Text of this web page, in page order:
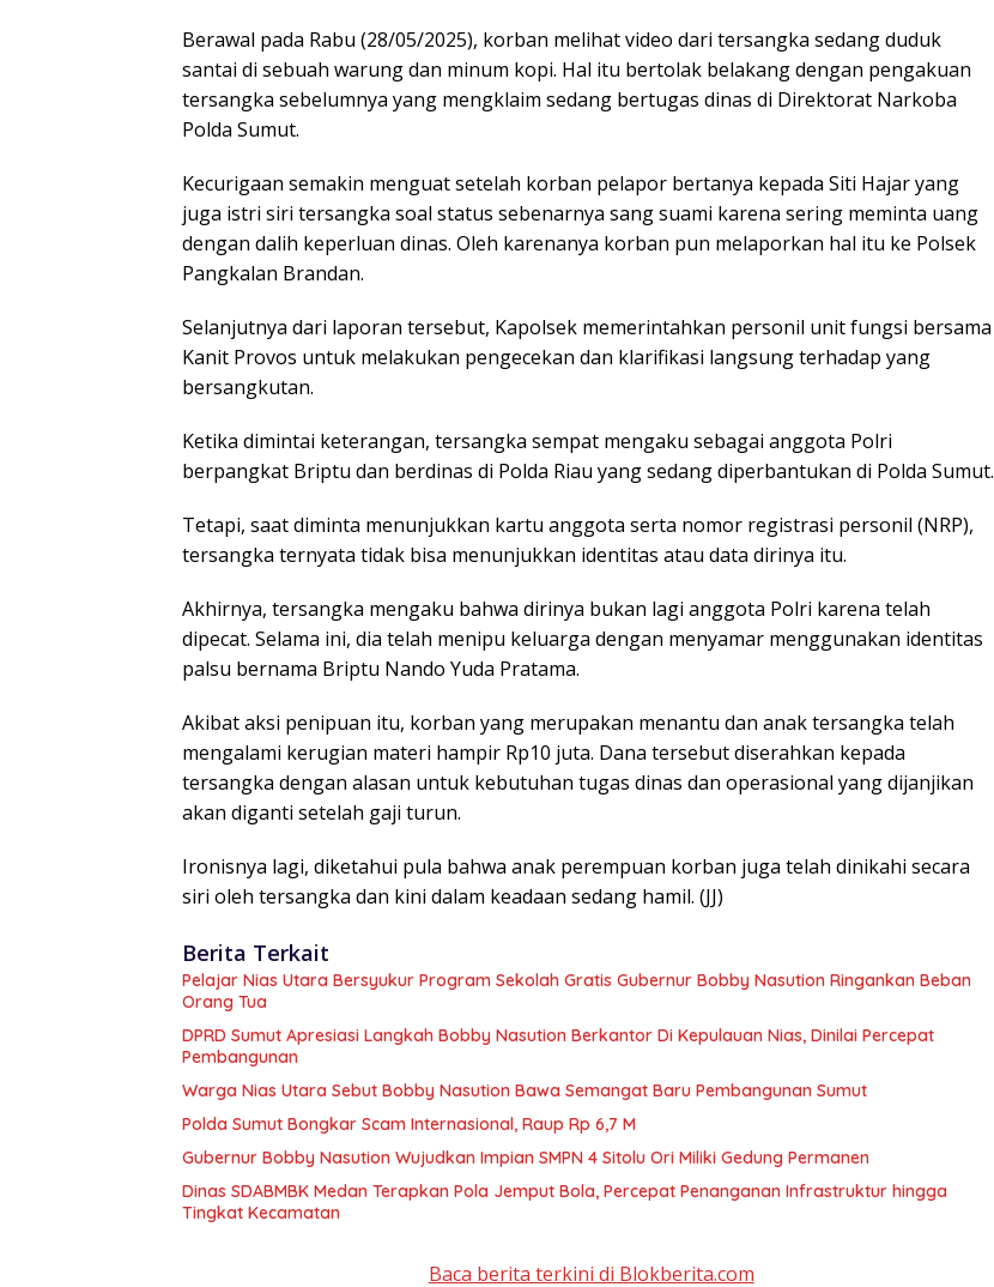
Berawal pada Rabu (28/05/2025), korban melihat video dari tersangka sedang duduk
santai di sebuah warung dan minum kopi. Hal itu bertolak belakang dengan pengakuan
tersangka sebelumnya yang mengklaim sedang bertugas dinas di Direktorat Narkoba
Polda Sumut.
Kecurigaan semakin menguat setelah korban pelapor bertanya kepada Siti Hajar yang
juga istri siri tersangka soal status sebenarnya sang suami karena sering meminta uang
dengan dalih keperluan dinas. Oleh karenanya korban pun melaporkan hal itu ke Polsek
Pangkalan Brandan.
Selanjutnya dari laporan tersebut, Kapolsek memerintahkan personil unit fungsi bersama
Kanit Provos untuk melakukan pengecekan dan klarifikasi langsung terhadap yang
bersangkutan.
Ketika dimintai keterangan, tersangka sempat mengaku sebagai anggota Polri
berpangkat Briptu dan berdinas di Polda Riau yang sedang diperbantukan di Polda Sumut.
Tetapi, saat diminta menunjukkan kartu anggota serta nomor registrasi personil (NRP),
tersangka ternyata tidak bisa menunjukkan identitas atau data dirinya itu.
Akhirnya, tersangka mengaku bahwa dirinya bukan lagi anggota Polri karena telah
dipecat. Selama ini, dia telah menipu keluarga dengan menyamar menggunakan identitas
palsu bernama Briptu Nando Yuda Pratama.
Akibat aksi penipuan itu, korban yang merupakan menantu dan anak tersangka telah
mengalami kerugian materi hampir Rp10 juta. Dana tersebut diserahkan kepada
tersangka dengan alasan untuk kebutuhan tugas dinas dan operasional yang dijanjikan
akan diganti setelah gaji turun.
Ironisnya lagi, diketahui pula bahwa anak perempuan korban juga telah dinikahi secara
siri oleh tersangka dan kini dalam keadaan sedang hamil. (JJ)
Berita Terkait
Pelajar Nias Utara Bersyukur Program Sekolah Gratis Gubernur Bobby Nasution Ringankan Beban
Orang Tua
DPRD Sumut Apresiasi Langkah Bobby Nasution Berkantor Di Kepulauan Nias, Dinilai Percepat
Pembangunan
Warga Nias Utara Sebut Bobby Nasution Bawa Semangat Baru Pembangunan Sumut
Polda Sumut Bongkar Scam Internasional, Raup Rp 6,7 M
Gubernur Bobby Nasution Wujudkan Impian SMPN 4 Sitolu Ori Miliki Gedung Permanen
Dinas SDABMBK Medan Terapkan Pola Jemput Bola, Percepat Penanganan Infrastruktur hingga
Tingkat Kecamatan
Baca berita terkini di Blokberita.com